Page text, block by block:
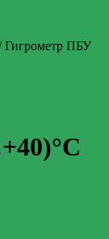
Гигрометр ПБУ